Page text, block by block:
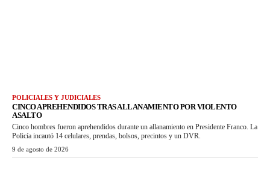
POLICIALES Y JUDICIALES
CINCO APREHENDIDOS TRAS ALLANAMIENTO POR VIOLENTO
ASALTO
Cinco hombres fueron aprehendidos durante un allanamiento en Presidente Franco. La
Policía incautó 14 celulares, prendas, bolsos, precintos y un DVR.
9 de agosto de 2026